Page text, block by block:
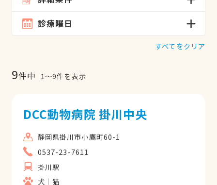
診療曜日
すべてをクリア
9件中 1〜9件を表示
DCC動物病院 掛川中央
静岡県掛川市小鷹町60-1
0537-23-7611
掛川駅
犬
猫